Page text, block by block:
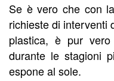
Se è vero che con
richieste di interventi
plastica, è pur
durante le stagioni
espone al sole.